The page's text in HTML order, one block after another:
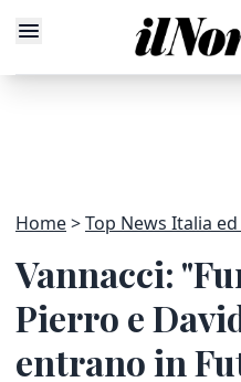
Home Top News Italia
Vannacci:
Pierro e
entrano in